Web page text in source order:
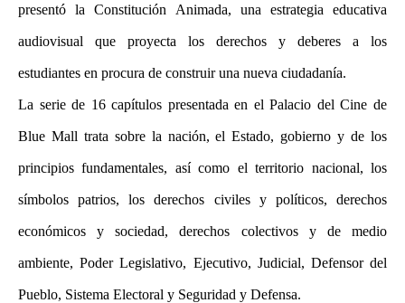
presentó la Constitución Animada, una estrategia educativa
audiovisual que proyecta los derechos y deberes a los
estudiantes en procura de construir una nueva ciudadanía.
La serie de 16 capítulos presentada en el Palacio del Cine de
Blue Mall trata sobre la nación, el Estado, gobierno y de los
principios fundamentales, así como el territorio nacional, los
símbolos patrios, los derechos civiles y políticos, derechos
económicos y sociedad, derechos colectivos y de medio
ambiente, Poder Legislativo, Ejecutivo, Judicial, Defensor del
Pueblo, Sistema Electoral y Seguridad y Defensa.